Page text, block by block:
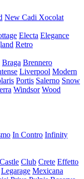
New Cadi Xocolat
Electa Elegance
Retro
Braga Brennero
Liverpool Modern
Portis Salerno Snow
Windsor Wood
In Contro Infinity
Castle Club Crete Effetto
Legarage Mexicana